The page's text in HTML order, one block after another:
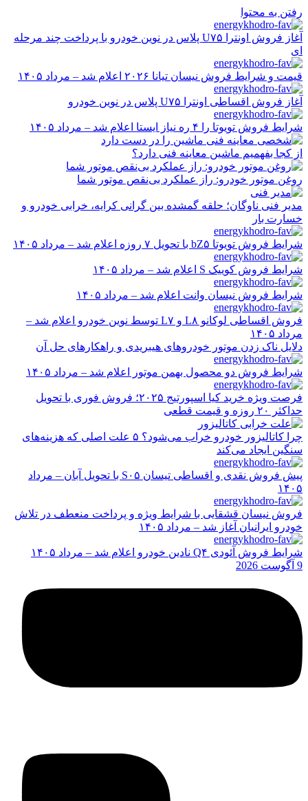
رفتن به محتوا
آغاز فروش اونترا U۷۵ پلاس در نوین خودرو با پرداخت چند مرحله
ای
قیمت و شرایط فروش نیسان تیانا ۲۰۲۶ اعلام شد – مرداد ۱۴۰۵
آغاز فروش اقساطی اونترا U۷۵ پلاس در نوین خودرو
شرایط فروش تویوتا را ۴ ره نیاز ایستا اعلام شد – مرداد ۱۴۰۵
از کجا بفهمیم ماشین معاینه فنی دارد؟
روغن موتور خودرو: راز عملکرد بی‌نقص موتور شما
مدیر فنی ناوگان؛ حلقه گمشده بین گرانی کرایه، خرابی خودرو و
خسارت بار
شرایط فروش تویوتا bZ۵ با تحویل ۷ روزه اعلام شد – مرداد ۱۴۰۵
شرایط فروش کوییک S اعلام شد – مرداد ۱۴۰۵
شرایط فروش نیسان وانت اعلام شد – مرداد ۱۴۰۵
فروش اقساطی لوکانو L۸ و L۷ توسط نوین خودرو اعلام شد –
مرداد ۱۴۰۵
دلایل ناک زدن موتور خودروهای هیبریدی و راهکارهای حل آن
شرایط فروش دو محصول بهمن موتور اعلام شد – مرداد ۱۴۰۵
فرصت ویژه خرید کیا اسپورتیج ۲۰۲۵؛ فروش فوری با تحویل
حداکثر ۲۰ روزه و قیمت قطعی
چرا کاتالیزور خودرو خراب می‌شود؟ ۵ علت اصلی که هزینه‌های
سنگین ایجاد می‌کند
پیش فروش نقدی و اقساطی تیسان S۰۵ با تحویل آبان – مرداد
۱۴۰۵
فروش نیسان قشقایی با شرایط ویژه و پرداخت منعطف در تلاش
خودرو ایرانیان آغاز شد – مرداد ۱۴۰۵
شرایط فروش آئودی Q۴ نادین خودرو اعلام شد – مرداد ۱۴۰۵
9 آگوست 2026